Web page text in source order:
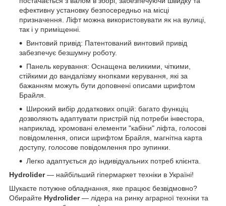
ефективну установку безпосередньо на місці
призначення. Ліфт можна використовувати як на вулиці,
так і у приміщенні.
Винтовий привід: Патентований винтовий привід
забезпечує безшумну роботу.
Панель керування: Оснащена великими, чіткими,
стійкими до вандалізму кнопками керування, які за
бажанням можуть бути доповнені описами шрифтом
Брайля.
Широкий вибір додаткових опцій: багато функціц
дозволяють адаптувати пристрій під потреби інвестора,
наприклад, хромовані елементи "кабіни" ліфта, голосові
повідомлення, описи шрифтом Брайля, магнітна карта
доступу, голосове повідомлення про зупинки.
Легко адаптується до індивідуальних потреб клієнта.
Hydrolider— найбільший гіпермаркет техніки в Україні!
Шукаєте потужне обладнання, яке працює безвідмовно?
Обирайте Hydrolider— лідера на ринку аграрної техніки та